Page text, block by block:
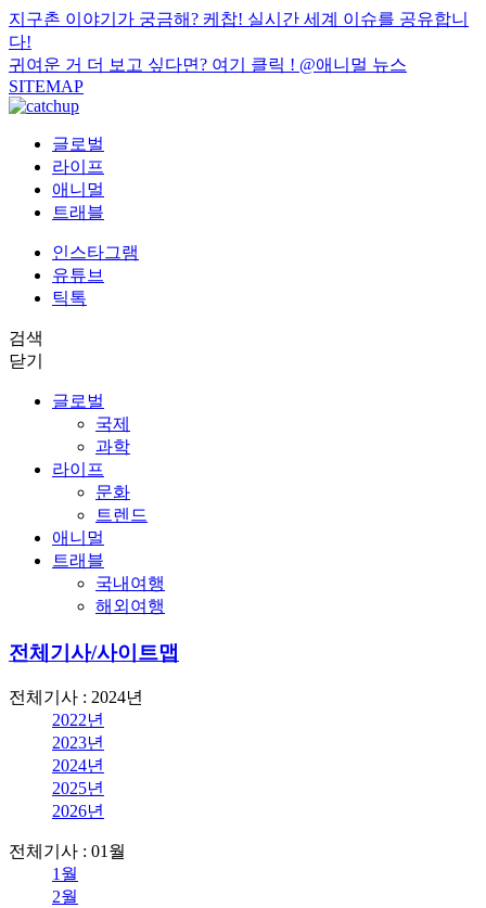
지구촌 이야기가 궁금해? 케찹! 실시간 세계 이슈를 공유합니
다!
귀여운 거 더 보고 싶다면? 여기 클릭 ! @애니멀 뉴스
SITEMAP
글로벌
라이프
애니멀
트래블
인스타그램
유튜브
틱톡
검색
닫기
글로벌
국제
과학
라이프
문화
트렌드
애니멀
트래블
국내여행
해외여행
전체기사/사이트맵
전체기사 : 2024년
2022년
2023년
2024년
2025년
2026년
전체기사 : 01월
1월
2월